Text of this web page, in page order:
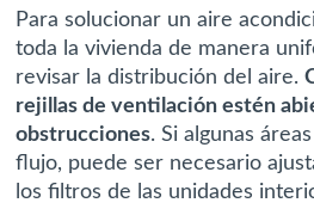
Para solucionar un aire
toda la vivienda de manera
revisar la distribución del aire.
rejillas de ventilación estén
obstrucciones. Si algunas
flujo, puede ser necesario
los filtros de las unidades